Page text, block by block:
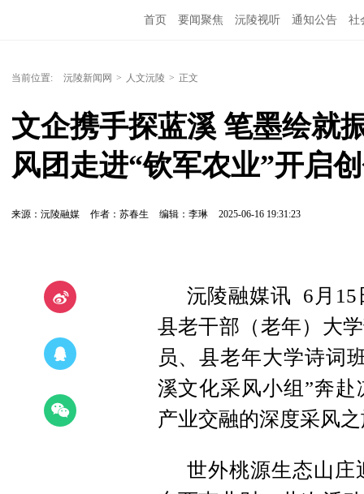
首页 要闻聚焦 沅陵视听 通知公告 社
当前位置: 沅陵新闻网 > 人文沅陵 > 正文
文企携手探蓝溪 笔墨绘就
风团走进“钦军农业”开启
来源：沅陵融媒 作者：苏春生 编辑：李琳 2025-06-16 19:31:23
沅陵融媒讯 6月15
县老干部（老年）大
员、县老年大学诗词
溪文化采风小组”奔
产业交融的深度采风
世外桃源生态山庄